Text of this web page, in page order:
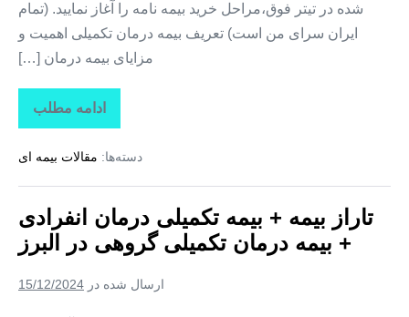
شده در تیتر فوق،مراحل خرید بیمه نامه را آغاز نمایید. (تمام
ایران سرای من است) تعریف بیمه درمان تکمیلی اهمیت و
مزایای بیمه درمان […]
ادامه مطلب
تاراز
بیمه
بیمه
درمان
+
بیمه
درمان
تکمیلی
در
دسته‌ها: مقالات بیمه ای
تاراز بیمه + بیمه تکمیلی درمان انفرادی
+ بیمه درمان تکمیلی گروهی در البرز
ارسال شده در 15/12/2024